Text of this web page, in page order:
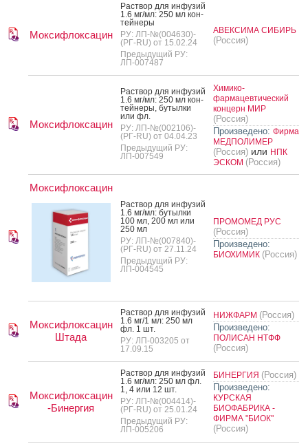
Моксифлоксацин
Рас­твор для ин­фу­зий
1.6 мг/мл: 250 мл кон­
тей­не­ры
РУ: ЛП-№(004630)-
(РГ-RU) от 15.02.24
Предыдущий РУ:
ЛП-007487
АВЕКСИМА СИБИРЬ
(Россия)
Моксифлоксацин
Рас­твор для ин­фу­зий
1.6 мг/мл: 250 мл кон­
тей­не­ры, бу­тыл­ки
или фл.
РУ: ЛП-№(002106)-
(РГ-RU) от 04.04.23
Предыдущий РУ:
ЛП-007549
Химико-
фармацевтический
концерн МИР
(Россия)
Произведено: Фирма
МЕДПОЛИМЕР
(Россия) или НПК
ЭСКОМ (Россия)
Моксифлоксацин
Рас­твор для ин­фу­зий
1.6 мг/мл: бу­тыл­ки
100 мл, 200 мл или
250 мл
РУ: ЛП-№(007840)-
(РГ-RU) от 27.11.24
Предыдущий РУ:
ЛП-004545
ПРОМОМЕД РУС
(Россия)
Произведено:
БИОХИМИК (Россия)
Моксифлоксацин
Штада
Рас­твор для ин­фу­зий
1.6 мг/1 мл: 250 мл
фл. 1 шт.
РУ: ЛП-003205 от
17.09.15
НИЖФАРМ (Россия)
Произведено:
ПОЛИСАН НТФФ
(Россия)
Моксифлоксацин
-Бинергия
Рас­твор для ин­фу­зий
1.6 мг/мл: 250 мл фл.
1, 4 или 12 шт.
РУ: ЛП-№(004414)-
(РГ-RU) от 25.01.24
Предыдущий РУ:
ЛП-005206
БИНЕРГИЯ (Россия)
Произведено:
КУРСКАЯ
БИОФАБРИКА -
ФИРМА "БИОК"
(Россия)